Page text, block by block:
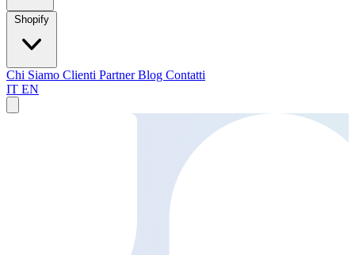
Shopify
Chi Siamo Clienti PartnerBlog Contatti
IT EN